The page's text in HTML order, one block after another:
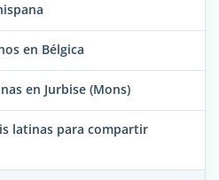
en Bélgica
en Jurbise (Mons)
latinas para compartir